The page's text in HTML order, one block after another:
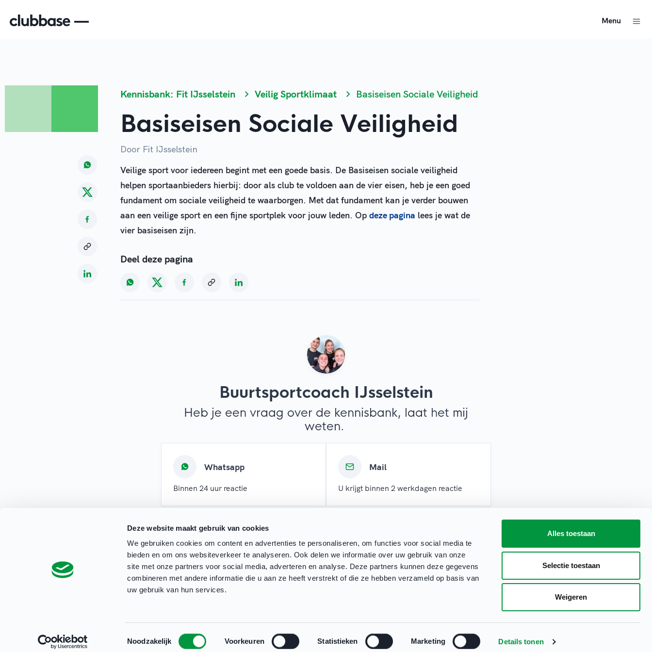
Deze website maakt gebruik van cookies
We gebruiken cookies om content en advertenties te personaliseren, om functies voor social media te
bieden en om ons websiteverkeer te analyseren. Ook delen we informatie over uw gebruik van onze
site met onze partners voor social media, adverteren en analyse. Deze partners kunnen deze gegevens
combineren met andere informatie die u aan ze heeft verstrekt of die ze hebben verzameld op basis van
uw gebruik van hun services.
Toestemmingsselectie
Noodzakelijk Voorkeuren Statistieken Marketing Details tonen
Alles toestaan
Selectie toestaan
Weigeren
Menu
Kennisbank: Fit IJsselstein Veilig Sportklimaat Basiseisen Sociale Veiligheid
Basiseisen Sociale Veiligheid
Door Fit IJsselstein
Veilige sport voor iedereen begint met een goede basis. De Basiseisen sociale veiligheid
helpen sportaanbieders hierbij: door als club te voldoen aan de vier eisen, heb je een goed
fundament om sociale veiligheid te waarborgen. Met dat fundament kan je verder bouwen
aan een veilige sport en een fijne sportplek voor jouw leden. Op deze pagina lees je wat de
vier basiseisen zijn.
Deel deze pagina
Buurtsportcoach IJsselstein
Heb je een vraag over de kennisbank, laat het mij
weten.
Whatsapp
Binnen 24 uur reactie
Mail
U krijgt binnen 2 werkdagen reactie